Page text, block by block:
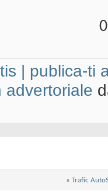
| publica-ti
advertoriale
« Trafic